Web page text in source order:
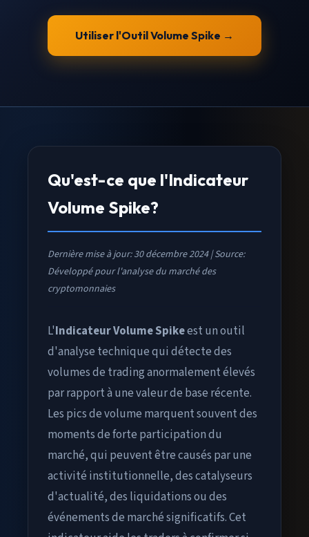
Utiliser l'Outil Volume Spike →
Qu'est-ce que l'Indicateur
Volume Spike?
Dernière mise à jour: 30 décembre 2024|Source:
Développé pour l'analyse du marché des
cryptomonnaies
L'Indicateur Volume Spikeest un outil
d'analyse technique qui détecte des
volumes de trading anormalement élevés
par rapport à une valeur de base récente.
Les pics de volume marquent souvent des
moments de forte participation du
marché, qui peuvent être causés par une
activité institutionnelle, des catalyseurs
d'actualité, des liquidations ou des
événements de marché significatifs. Cet